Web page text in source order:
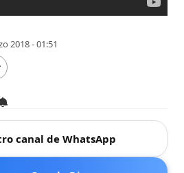
2018 - 01:51
canal de WhatsApp